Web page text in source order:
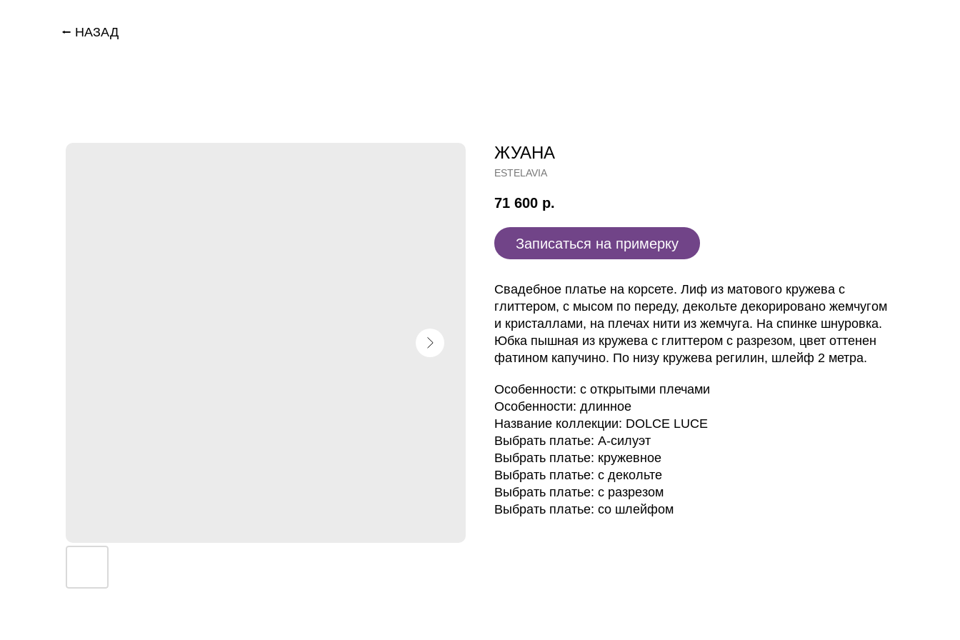
⭠ НАЗАД
ЖУАНА
ESTELAVIA
71 600 р.
Записаться на примерку
Свадебное платье на корсете. Лиф из матового кружева с
глиттером, с мысом по переду, декольте декорировано жемчугом
и кристаллами, на плечах нити из жемчуга. На спинке шнуровка.
Юбка пышная из кружева с глиттером с разрезом, цвет оттенен
фатином капучино. По низу кружева регилин, шлейф 2 метра.
Особенности: с открытыми плечами
Особенности: длинное
Название коллекции: DOLCE LUCE
Выбрать платье: А-силуэт
Выбрать платье: кружевное
Выбрать платье: с декольте
Выбрать платье: с разрезом
Выбрать платье: со шлейфом